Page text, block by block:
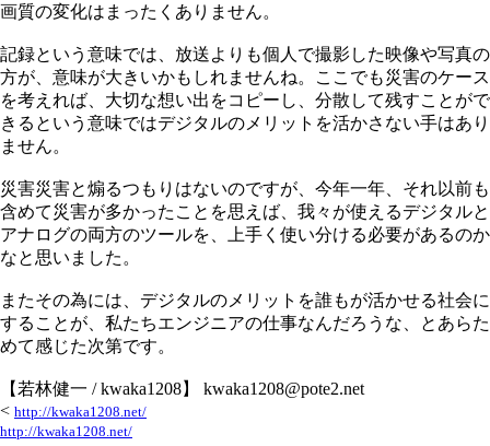
画質の変化はまったくありません。
記録という意味では、放送よりも個人で撮影した映像や写真の
方が、意味が大きいかもしれませんね。ここでも災害のケース
を考えれば、大切な想い出をコピーし、分散して残すことがで
きるという意味ではデジタルのメリットを活かさない手はあり
ません。
災害災害と煽るつもりはないのですが、今年一年、それ以前も
含めて災害が多かったことを思えば、我々が使えるデジタルと
アナログの両方のツールを、上手く使い分ける必要があるのか
なと思いました。
またその為には、デジタルのメリットを誰もが活かせる社会に
することが、私たちエンジニアの仕事なんだろうな、とあらた
めて感じた次第です。
【若林健一 / kwaka1208】 kwaka1208@pote2.net
< http://kwaka1208.net/
http://kwaka1208.net/